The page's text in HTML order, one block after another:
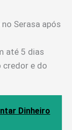
Serasa após
até 5 dias
credor e do
Dinheiro